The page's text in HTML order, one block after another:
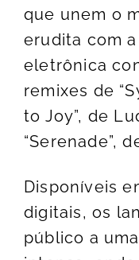
que unem o
erudita com
eletrônica
remixes de
to Joy”, de
“Serenade”,
Disponíveis
digitais, os
público a